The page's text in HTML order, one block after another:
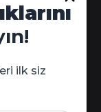
ilk siz